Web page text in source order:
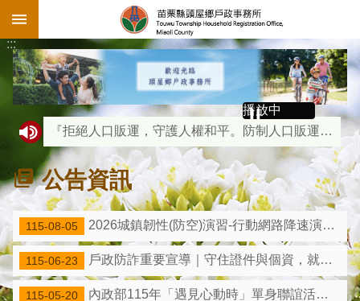
跳到主要內容區塊
:::
播放中
『拒絕人口販運，守護人權和平。防制人口販運通報專線（02）23883095、110、1955報案電話，苗栗縣政府關心您！』
『人籍合一原則』- 請民眾依居住事實辦理遷徙登記，切勿因特定目的而虛報遷徙，以免觸法受罰。
『線上申辦戶籍登記』- 請民眾多加利用內政部戶政司全球資訊網
性別主流化，是指以性別觀點評估所有立法、政策或計畫，最終目標性別【男女】平等。
同一姓氏不同書寫方式，其身分認定以戶籍謄本為準。
公告資訊
115-08-05 2026城鎮韌性(防空)演習-行動網路降速演練事宜
115-06-23 戶政防詐重要宣導｜守住證件與個資，就是守住你的安全
115-05-20 內政部115年「遇見心動時」單身聯誼活動開跑了!